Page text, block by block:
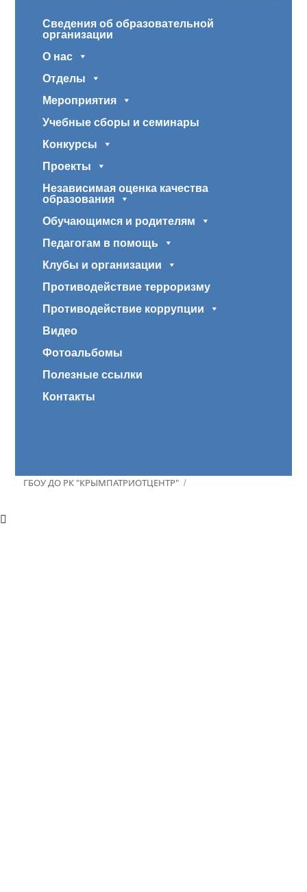
Сведения об образовательной
организации
О нас
Отделы
Мероприятия
Учебные сборы и семинары
Конкурсы
Проекты
Независимая оценка качества
образования
Обучающимся и родителям
Педагогам в помощь
Клубы и организации
Противодействие терроризму
Противодействие коррупции
Видео
Фотоальбомы
Полезные ссылки
Контакты
ГБОУ ДО РК "КРЫМПАТРИОТЦЕНТР"